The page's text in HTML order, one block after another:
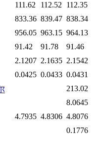
111.62 112.52
112.35
833.36 839.47 838.34
956.05 963.15 964.13
91.42 91.78
91.46
2.1207 2.1635 2.1542
0.0425 0.0433 0.0431
213.02
8.0645
4.7935 4.8306 4.8076
0.1776